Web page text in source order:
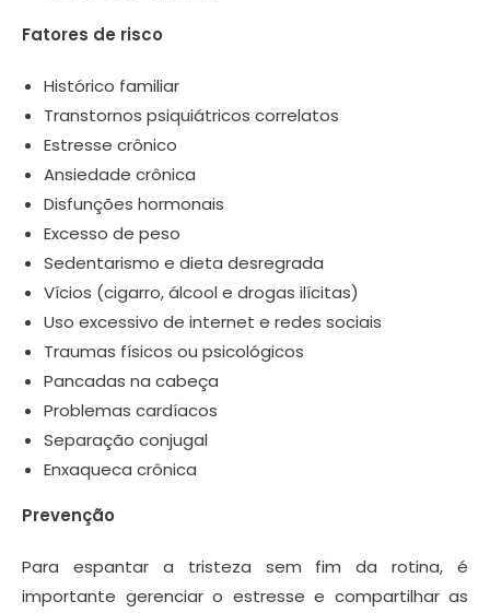
Fatores de risco
Histórico familiar
Transtornos psiquiátricos correlatos
Estresse crônico
Ansiedade crônica
Disfunções hormonais
Excesso de peso
Sedentarismo e dieta desregrada
Vícios (cigarro, álcool e drogas ilícitas)
Uso excessivo de internet e redes sociais
Traumas físicos ou psicológicos
Pancadas na cabeça
Problemas cardíacos
Separação conjugal
Enxaqueca crônica
Prevenção
Para espantar a tristeza sem fim da rotina, é
importante gerenciar o estresse e compartilhar as